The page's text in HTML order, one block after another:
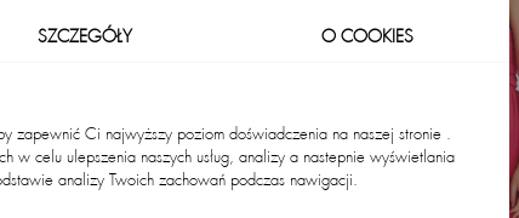
Minimalistyczny
czemu świetnie
podczas
Polska Precyzja
Sukienka
tylko modny
Butelkowa
SZCZEGÓŁY O COOKIES
zapewnić Ci najwyższy poziom doświadczenia na naszej stronie .
w celu ulepszenia naszych usług, analizy a nastepnie wyświetlania
analizy Twoich zachowań podczas nawigacji.